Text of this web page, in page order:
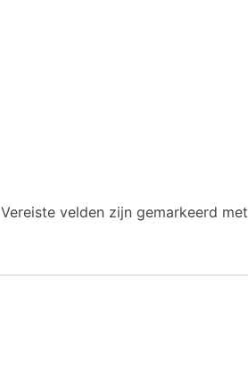
Vereiste velden zijn gemarkeerd met